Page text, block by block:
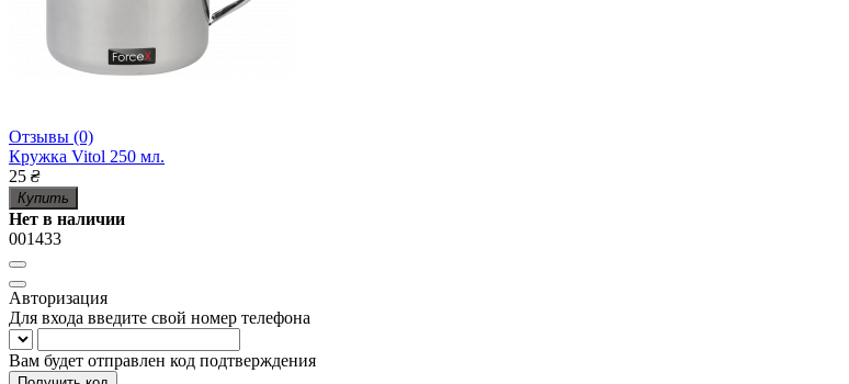
Отзывы (0)
Кружка Vitol 250 мл.
25 ₴
Купить
Нет в наличии
001433
Авторизация
Для входа введите свой номер телефона
Вам будет отправлен код подтверждения